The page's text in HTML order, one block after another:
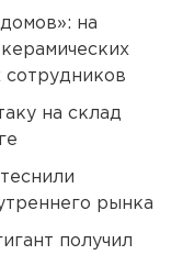
на
сотрудников
на склад
рынка
получил